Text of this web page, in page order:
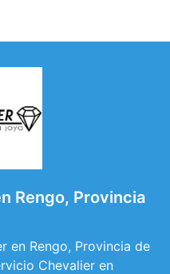
Rengo, Provincia
en Rengo, Provincia de
Chevalier en